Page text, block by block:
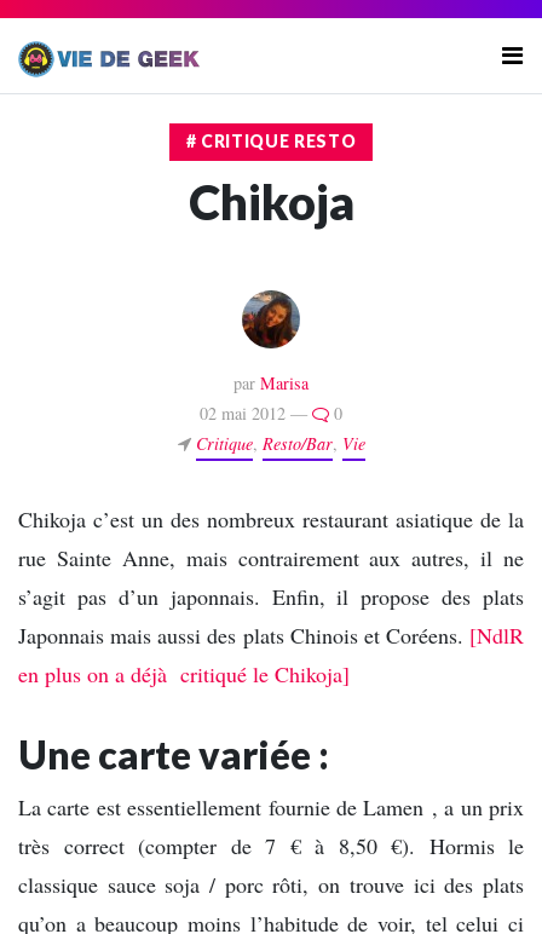
# CRITIQUE RESTO
Chikoja
par Marisa
02 mai 2012 —
0
Critique, Resto/Bar, Vie
Chikoja c’est un des nombreux restaurant asiatique de la
rue Sainte Anne, mais contrairement aux autres, il ne
s’agit pas d’un japonnais. Enfin, il propose des plats
Japonnais mais aussi des plats Chinois et Coréens. [NdlR
en plus on a déjà critiqué le Chikoja]
Une carte variée :
La carte est essentiellement fournie de Lamen , a un prix
très correct (compter de 7 € à 8,50 €). Hormis le
classique sauce soja / porc rôti, on trouve ici des plats
qu’on a beaucoup moins l’habitude de voir, tel celui ci